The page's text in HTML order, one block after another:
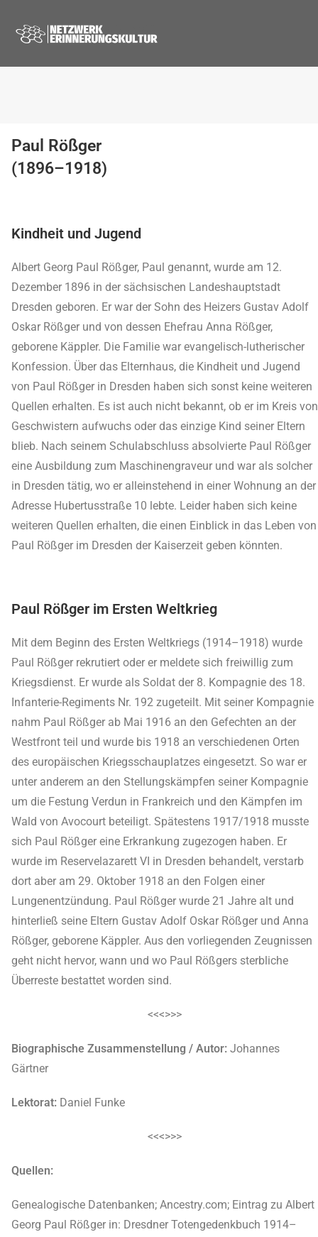
Paul Rößger
(1896–1918)
Kindheit und Jugend
Albert Georg Paul Rößger, Paul genannt, wurde am 12.
Dezember 1896 in der sächsischen Landeshauptstadt
Dresden geboren. Er war der Sohn des Heizers Gustav Adolf
Oskar Rößger und von dessen Ehefrau Anna Rößger,
geborene Käppler. Die Familie war evangelisch-lutherischer
Konfession. Über das Elternhaus, die Kindheit und Jugend
von Paul Rößger in Dresden haben sich sonst keine weiteren
Quellen erhalten. Es ist auch nicht bekannt, ob er im Kreis von
Geschwistern aufwuchs oder das einzige Kind seiner Eltern
blieb. Nach seinem Schulabschluss absolvierte Paul Rößger
eine Ausbildung zum Maschinengraveur und war als solcher
in Dresden tätig, wo er alleinstehend in einer Wohnung an der
Adresse Hubertusstraße 10 lebte. Leider haben sich keine
weiteren Quellen erhalten, die einen Einblick in das Leben von
Paul Rößger im Dresden der Kaiserzeit geben könnten.
Paul Rößger im Ersten Weltkrieg
Mit dem Beginn des Ersten Weltkriegs (1914–1918) wurde
Paul Rößger rekrutiert oder er meldete sich freiwillig zum
Kriegsdienst. Er wurde als Soldat der 8. Kompagnie des 18.
Infanterie-Regiments Nr. 192 zugeteilt. Mit seiner Kompagnie
nahm Paul Rößger ab Mai 1916 an den Gefechten an der
Westfront teil und wurde bis 1918 an verschiedenen Orten
des europäischen Kriegsschauplatzes eingesetzt. So war er
unter anderem an den Stellungskämpfen seiner Kompagnie
um die Festung Verdun in Frankreich und den Kämpfen im
Wald von Avocourt beteiligt. Spätestens 1917/1918 musste
sich Paul Rößger eine Erkrankung zugezogen haben. Er
wurde im Reservelazarett VI in Dresden behandelt, verstarb
dort aber am 29. Oktober 1918 an den Folgen einer
Lungenentzündung. Paul Rößger wurde 21 Jahre alt und
hinterließ seine Eltern Gustav Adolf Oskar Rößger und Anna
Rößger, geborene Käppler. Aus den vorliegenden Zeugnissen
geht nicht hervor, wann und wo Paul Rößgers sterbliche
Überreste bestattet worden sind.
<<<>>>
Biographische Zusammenstellung / Autor: Johannes
Gärtner
Lektorat: Daniel Funke
<<<>>>
Quellen:
Genealogische Datenbanken; Ancestry.com; Eintrag zu Albert
Georg Paul Rößger in: Dresdner Totengedenkbuch 1914–